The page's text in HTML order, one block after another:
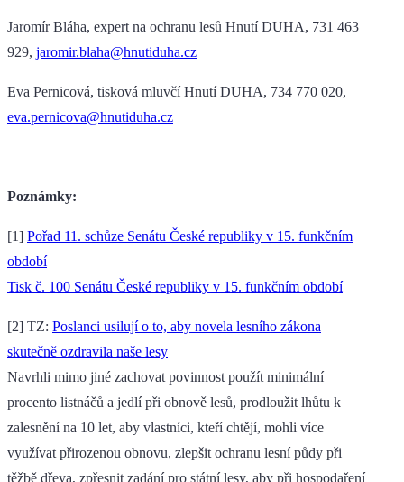
Jaromír Bláha, expert na ochranu lesů Hnutí DUHA, 731 463
929, jaromir.blaha@hnutiduha.cz
Eva Pernicová, tisková mluvčí Hnutí DUHA, 734 770 020,
eva.pernicova@hnutiduha.cz
Poznámky:
[1] Pořad 11. schůze Senátu České republiky v 15. funkčním
období
Tisk č. 100 Senátu České republiky v 15. funkčním období
[2] TZ: Poslanci usilují o to, aby novela lesního zákona
skutečně ozdravila naše lesy
Navrhli mimo jiné zachovat povinnost použít minimální
procento listnáčů a jedlí při obnově lesů, prodloužit lhůtu k
zalesnění na 10 let, aby vlastníci, kteří chtějí, mohli více
využívat přirozenou obnovu, zlepšit ochranu lesní půdy při
těžbě dřeva, zpřesnit zadání pro státní lesy, aby při hospodaření